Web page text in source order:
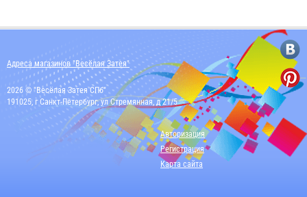
Адреса магазинов "Весёлая Затея"
2026 © "Весёлая Затея СПб"
191025, г Санкт-Петербург, ул Стремянная, д 21/5
Авторизация
Регистрация
Карта сайта